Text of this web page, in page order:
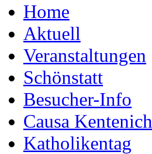
Home
Aktuell
Veranstaltungen
Schönstatt
Besucher-Info
Causa Kentenich
Katholikentag